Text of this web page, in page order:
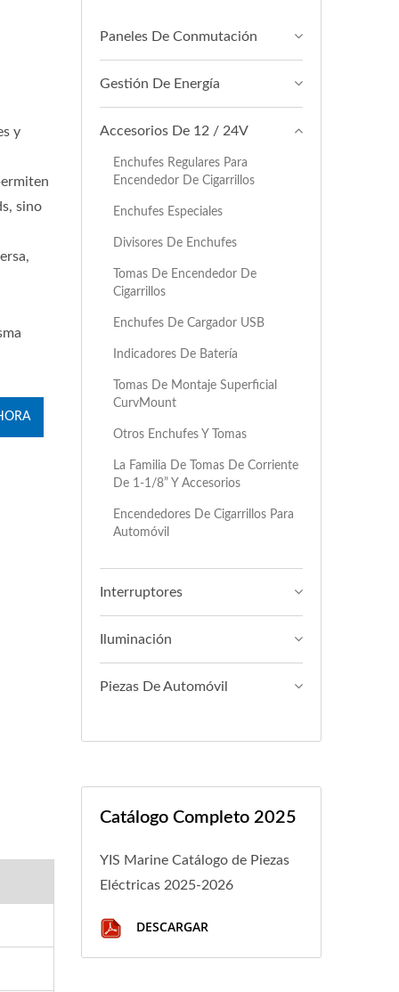
y
sino
Paneles De Conmutación
Gestión De Energía
Accesorios De 12 / 24V
Enchufes Regulares Para
Encendedor De Cigarrillos
Enchufes Especiales
Divisores De Enchufes
Tomas De Encendedor De
Cigarrillos
Enchufes De Cargador USB
Indicadores De Batería
Tomas De Montaje Superficial
CurvMount
Otros Enchufes Y Tomas
La Familia De Tomas De Corriente
De 1-1/8” Y Accesorios
Encendedores De Cigarrillos Para
Automóvil
Interruptores
Iluminación
Piezas De Automóvil
Catálogo Completo 2025
YIS Marine Catálogo de Piezas
Eléctricas 2025-2026
DESCARGAR